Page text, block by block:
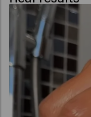
(Vinegar), Pyrus
Amaranthus
Caprylic Acid, Xylitol,
Potassium Sorbate,
Tetramethyl